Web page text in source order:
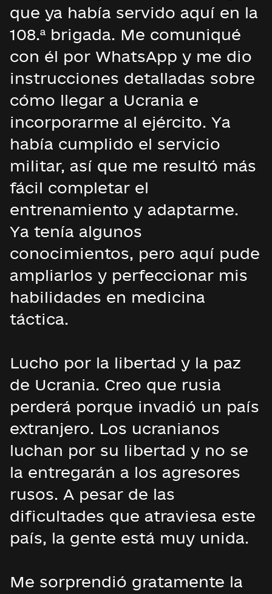
que ya había servido aquí en la
108.ª brigada. Me comuniqué
con él por WhatsApp y me dio
instrucciones detalladas sobre
cómo llegar a Ucrania e
incorporarme al ejército. Ya
había cumplido el servicio
militar, así que me resultó más
fácil completar el
entrenamiento y adaptarme.
Ya tenía algunos
conocimientos, pero aquí pude
ampliarlos y perfeccionar mis
habilidades en medicina
táctica.
Lucho por la libertad y la paz
de Ucrania. Creo que rusia
perderá porque invadió un país
extranjero. Los ucranianos
luchan por su libertad y no se
la entregarán a los agresores
rusos. A pesar de las
dificultades que atraviesa este
país, la gente está muy unida.
Me sorprendió gratamente la